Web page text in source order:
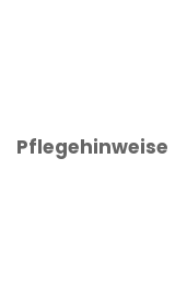
Pflegehinweise